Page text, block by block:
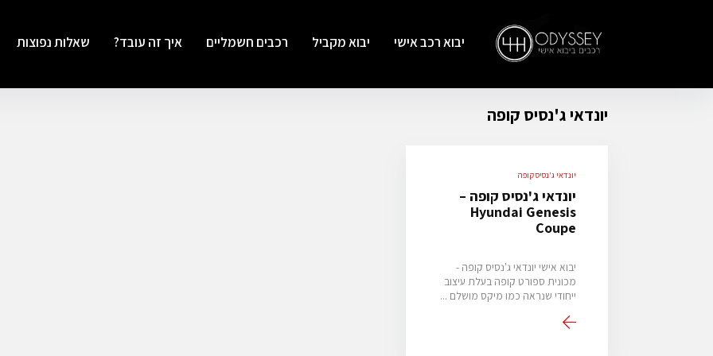
יבוא רכב אישי יבוא מקביל רכבים חשמליים איך זה עובד? שאלות נפוצות
יונדאי ג'נסיס קופה
יונדאי ג'נסיס קופה
יונדאי ג'נסיס קופה –
Hyundai Genesis
Coupe
יבוא אישי יונדאי ג'נסיס קופה -
מכונית ספורט קופה בעלת עיצוב
ייחודי שנראה כמו מיקס מושלם ...